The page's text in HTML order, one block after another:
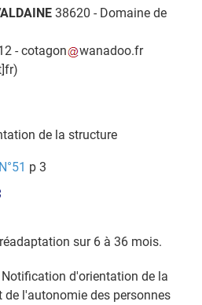
38620 - Domaine de
- cotagon wanadoo.fr
)
de la structure
p 3
sur 6 à 36 mois.
Notification d'orientation de la
l'autonomie des personnes